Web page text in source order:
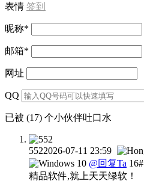
表情 签到
昵称*
邮箱*
网址
QQ
已被 (17) 个小伙伴吐口水
5522026-07-11 23:59
@回复Ta 16#
精品软件,就上天天绿软！